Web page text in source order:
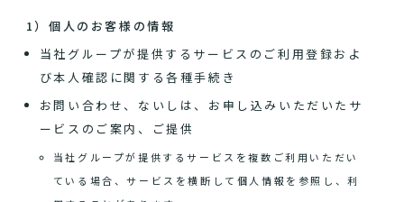
1）個人のお客様の情報
当社グループが提供するサービスのご利用登録およ
び本人確認に関する各種手続き
お問い合わせ、ないしは、お申し込みいただいたサ
ービスのご案内、ご提供
当社グループが提供するサービスを複数ご利用いただい
ている場合、サービスを横断して個人情報を参照し、利